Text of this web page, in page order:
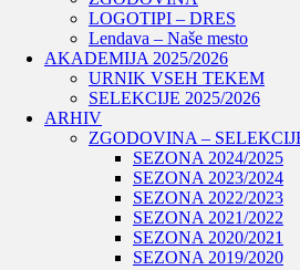
LOGOTIPI – DRES
Lendava – Naše mesto
AKADEMIJA 2025/2026
URNIK VSEH TEKEM
SELEKCIJE 2025/2026
ARHIV
ZGODOVINA –
SEZONA 2024/2025
SEZONA 2023/2024
SEZONA 2022/2023
SEZONA 2021/2022
SEZONA 2020/2021
SEZONA 2019/2020